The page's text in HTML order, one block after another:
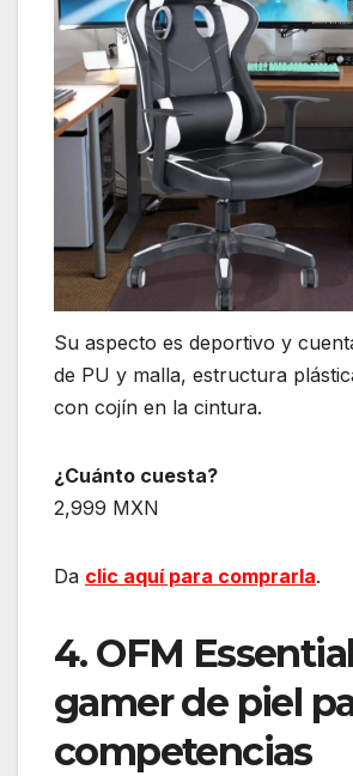
Su aspecto es deportivo y
de PU y malla, estructura
con cojín en la cintura.
¿Cuánto cuesta?
2,999 MXN
Da clic aquí para comprarla.
4. OFM
gamer de piel
competencias